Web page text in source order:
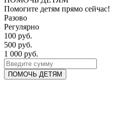
Помогите детям прямо сейчас!
Разово
Регулярно
100 руб.
500 руб.
1 000 руб.